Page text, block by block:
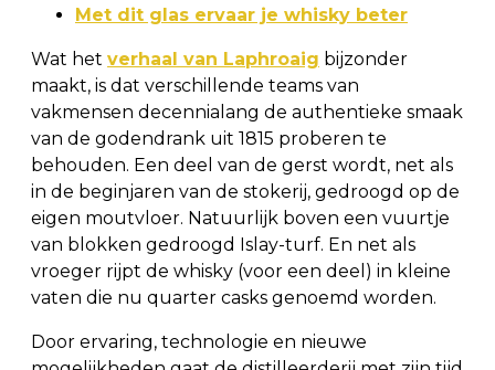
Met dit glas ervaar je whisky beter
Wat het verhaal van Laphroaig bijzonder
maakt, is dat verschillende teams van
vakmensen decennialang de authentieke smaak
van de godendrank uit 1815 proberen te
behouden. Een deel van de gerst wordt, net als
in de beginjaren van de stokerij, gedroogd op de
eigen moutvloer. Natuurlijk boven een vuurtje
van blokken gedroogd Islay-turf. En net als
vroeger rijpt de whisky (voor een deel) in kleine
vaten die nu quarter casks genoemd worden.
Door ervaring, technologie en nieuwe